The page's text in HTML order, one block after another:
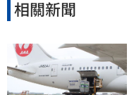
相關新聞